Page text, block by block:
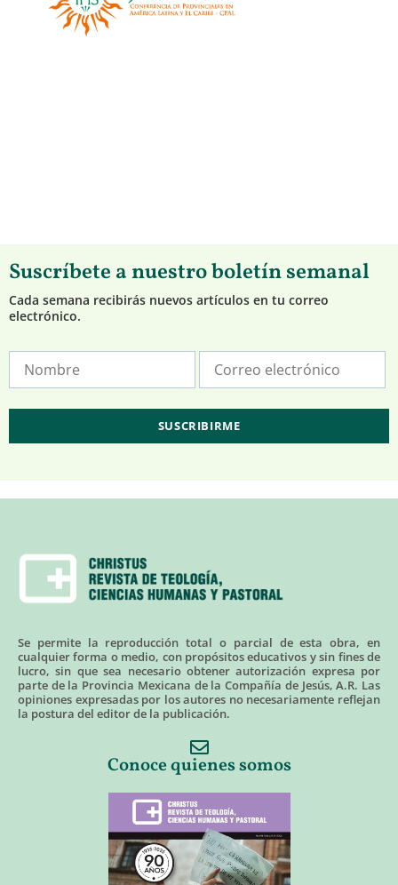
Suscríbete a nuestro boletín semanal
Cada semana recibirás nuevos artículos en tu correo
electrónico.
Se permite la reproducción total o parcial de esta obra, en
cualquier forma o medio, con propósitos educativos y sin fines de
lucro, sin que sea necesario obtener autorización expresa por
parte de la Provincia Mexicana de la Compañía de Jesús, A.R. Las
opiniones expresadas por los autores no necesariamente reflejan
la postura del editor de la publicación.
Conoce quienes somos